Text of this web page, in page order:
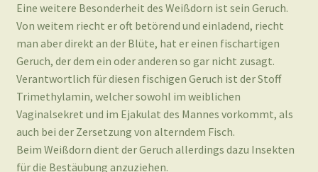
Eine weitere Besonderheit des Weißdorn ist sein Geruch.
Von weitem riecht er oft betörend und einladend, riecht
man aber direkt an der Blüte, hat er einen fischartigen
Geruch, der dem ein oder anderen so gar nicht zusagt.
Verantwortlich für diesen fischigen Geruch ist der Stoff
Trimethylamin, welcher sowohl im weiblichen
Vaginalsekret und im Ejakulat des Mannes vorkommt, als
auch bei der Zersetzung von alterndem Fisch.
Beim Weißdorn dient der Geruch allerdings dazu Insekten
für die Bestäubung anzuziehen.